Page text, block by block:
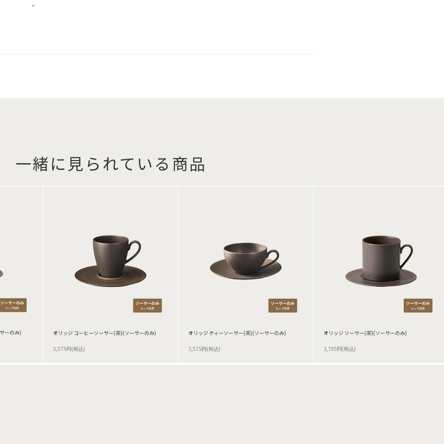
-
一緒に見られている商品
ーのみ) オリッジ コーヒーソーサー(茶)(ソーサーのみ)
3,575円(税込)
オリッジ ティーソーサー(茶)(ソーサーのみ)
3,575円(税込)
オリッジ ソーサー(茶)(ソーサーのみ)
3,795円(税込)